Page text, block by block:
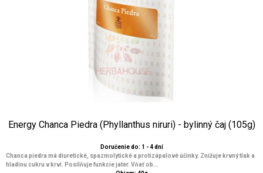
Energy Chanca Piedra (Phyllanthus niruri) - bylinný čaj (105g)
Doručenie do: 1 - 4 dní
Chanca piedra má diuretické, spazmolytické a protizápalové účinky. Znižuje krvný tlak a
hladinu cukru v krvi. Posilňuje funkcie jater. Vňať ob...